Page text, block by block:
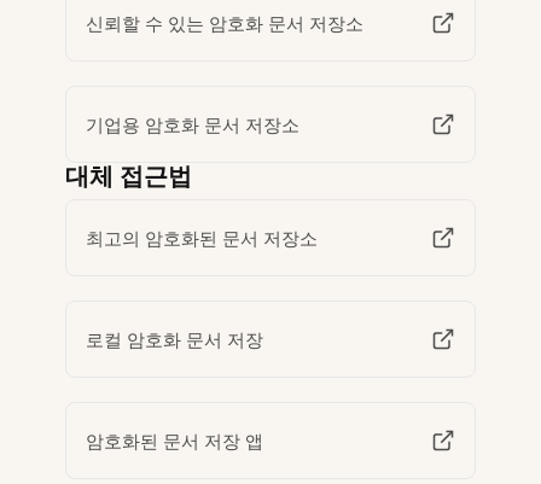
신뢰할 수 있는 암호화 문서 저장소
기업용 암호화 문서 저장소
대체 접근법
최고의 암호화된 문서 저장소
로컬 암호화 문서 저장
암호화된 문서 저장 앱